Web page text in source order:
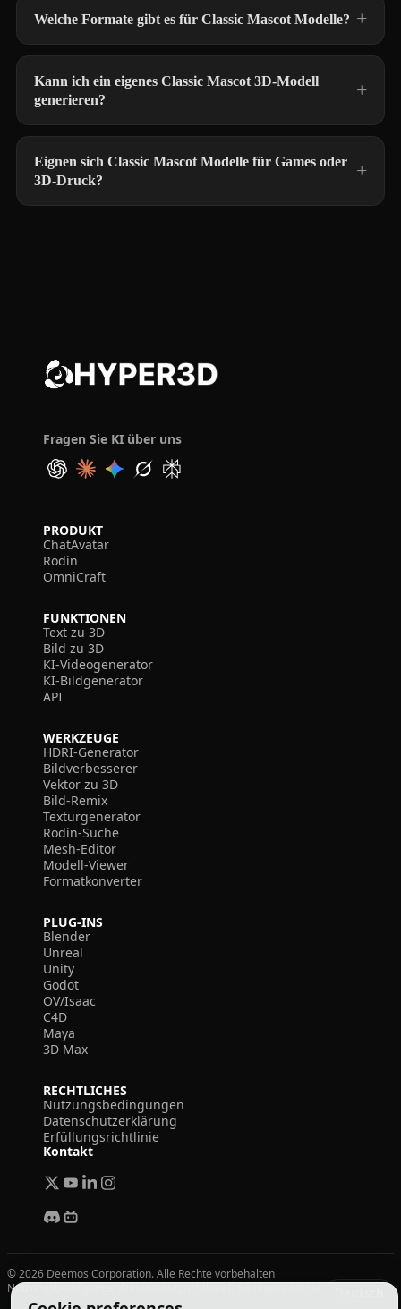
Welche Formate gibt es für Classic Mascot Modelle?
Kann ich ein eigenes Classic Mascot 3D-Modell
generieren?
Eignen sich Classic Mascot Modelle für Games oder
3D-Druck?
Fragen Sie KI über uns
PRODUKT
ChatAvatar
Rodin
OmniCraft
FUNKTIONEN
Text zu 3D
Bild zu 3D
KI-Videogenerator
KI-Bildgenerator
API
WERKZEUGE
HDRI-Generator
Bildverbesserer
Vektor zu 3D
Bild-Remix
Texturgenerator
Rodin-Suche
Mesh-Editor
Modell-Viewer
Formatkonverter
PLUG-INS
Blender
Unreal
Unity
Godot
OV/Isaac
C4D
Maya
3D Max
RECHTLICHES
Nutzungsbedingungen
Datenschutzerklärung
Erfüllungsrichtlinie
Kontakt
© 2026 Deemos Corporation. Alle Rechte vorbehalten
Nutzungsbedingungen